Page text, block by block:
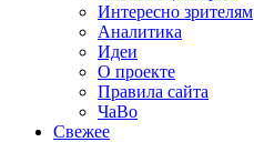
Интересно зрителям
Аналитика
Идеи
О проекте
Правила сайта
ЧаВо
Свежее